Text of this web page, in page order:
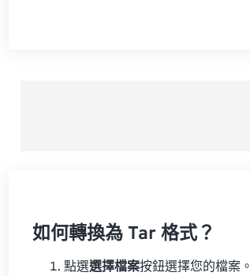
如何轉換為 Tar 格式？
點選選擇檔案按鈕選擇您的檔案。